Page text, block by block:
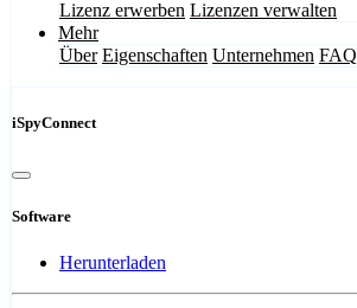
Lizenz erwerben Lizenzen verwalten
Mehr
Über Eigenschaften Unternehmen FAQ
iSpyConnect
Software
Herunterladen